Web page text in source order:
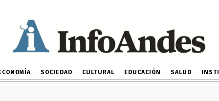
SOCIEDAD CULTURAL EDUCACIÓN SALUD